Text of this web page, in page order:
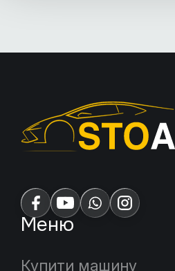
Меню
Купити машину